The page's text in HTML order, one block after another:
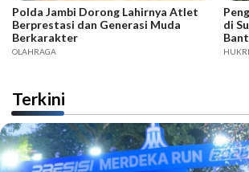
Polda Jambi Dorong Lahirnya Atlet
Berprestasi dan Generasi Muda
Berkarakter
OLAHRAGA
di
Terkini